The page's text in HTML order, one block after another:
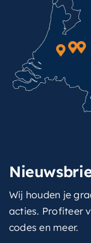
Wij houden je
acties. Profiteer
codes en meer.